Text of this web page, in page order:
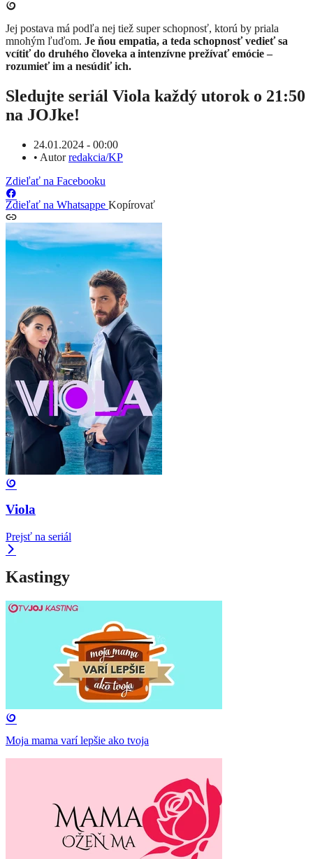
​Jej postava má podľa nej tiež super schopnosť, ktorú by priala
mnohým ľuďom. Je ňou empatia, a teda schopnosť vedieť sa
vcítiť do druhého človeka a intenzívne prežívať emócie –
rozumieť im a nesúdiť ich.
Sledujte seriál Viola každý utorok o 21:50
na JOJke!
24.01.2024 - 00:00
• Autorredakcia/KP
Zdieľať na Facebooku
Zdieľať na Whatsappe Kopírovať
Viola
Prejsť na seriál
Kastingy
Moja mama varí lepšie ako tvoja